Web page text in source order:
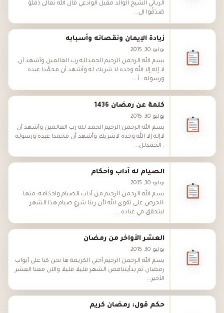
الرباني الشيخ الوالد مقبل الوادعي قال الله تعالى (فَلَوْ
صَدَقُوا ال...
زيادة الإيمان ونقصانه وأسبابه
يوليو 30, 2015
بسم الله الرحمن الرحيم الحمدلله رب العالمين وأشهد أن
لا إله إلا الله وحده لا شريك له وأشهد أن محمَّدا عبده
ورسوله . أ...
كلمة عن رمضان ‬‬1436
يوليو 30, 2015
بسم الله الرحمن الرحيم الحمد لله رب العالمين وأشهد أن
لاإله إلا الله وحده لاشريك وأشهد أن محمدا عبده ورسوله
. الحمدلل...
الصيام له آداب وأحكام
يوليو 30, 2015
بسم الله الرحمن الرحيم من آداب الصيام واحكامه: منها
:الحرص على تقوى الله لأن ربنا شرع صيام هذا الشهر
ليتحقق في عباده ...
العشر الأواخر من رمضان
يوليو 30, 2015
بسم الله الرحمن الرحيم أختي الكريمة ها نحن كنا على أبواب
رمضان ثم بدأيتناقص الشهر قليلا قليلا والآن معنا العشر
الأخير...
حكم قول: رمضان كريم